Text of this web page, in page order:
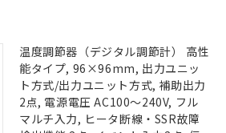
温度調節器（デジタル調節計） 高性
能タイプ, 96×96mm, 出力ユニッ
ト方式/出力ユニット方式, 補助出力
2点, 電源電圧 AC100～240V, フル
マルチ入力, ヒータ断線・SSR故障